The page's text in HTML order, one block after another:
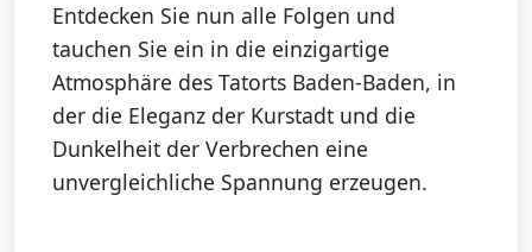
Entdecken Sie nun alle Folgen und
tauchen Sie ein in die einzigartige
Atmosphäre des Tatorts Baden-Baden, in
der die Eleganz der Kurstadt und die
Dunkelheit der Verbrechen eine
unvergleichliche Spannung erzeugen.